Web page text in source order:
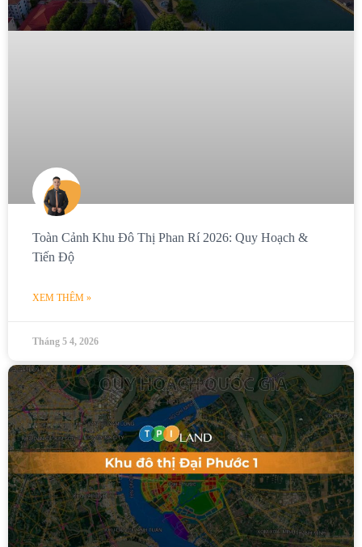
Toàn Cảnh Khu Đô Thị Phan Rí 2026: Quy Hoạch &
Tiến Độ
XEM THÊM »
Tháng 5 4, 2026